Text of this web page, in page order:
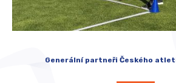
Generální partneři Českého